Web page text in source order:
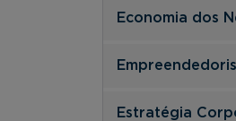
Economia dos
Estratégia